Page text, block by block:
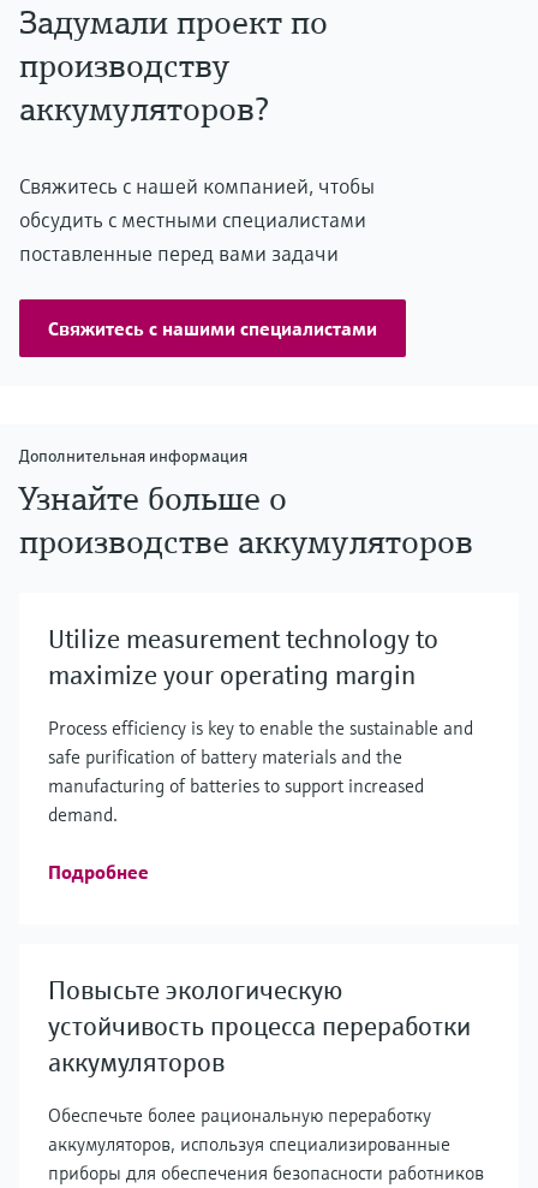
Задумали проект по
производству
аккумуляторов?
Свяжитесь с нашей компанией, чтобы
обсудить с местными специалистами
поставленные перед вами задачи
Свяжитесь с нашими специалистами
Дополнительная информация
Узнайте больше о
производстве аккумуляторов
Utilize measurement technology to
maximize your operating margin
Process efficiency is key to enable the sustainable and
safe purification of battery materials and the
manufacturing of batteries to support increased
demand.
Подробнее
Повысьте экологическую
устойчивость процесса переработки
аккумуляторов
Обеспечьте более рациональную переработку
аккумуляторов, используя специализированные
приборы для обеспечения безопасности работников